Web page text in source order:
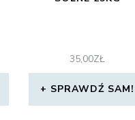
35,00ZŁ
SPRAWDŹ SAM!